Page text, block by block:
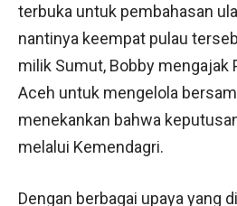
terbuka untuk pembahasan
nantinya keempat pulau
milik Sumut, Bobby mengajak
Aceh untuk mengelola
menekankan bahwa
melalui Kemendagri.
Dengan berbagai upaya yang